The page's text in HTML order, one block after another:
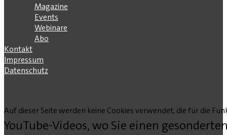
Magazine
Events
Webinare
Abo
Kontakt
Impressum
Datenschutz
Auf dieser Seite werden keine Cookies verwendet, die für die
YouTube-Videos, wo Sie einen